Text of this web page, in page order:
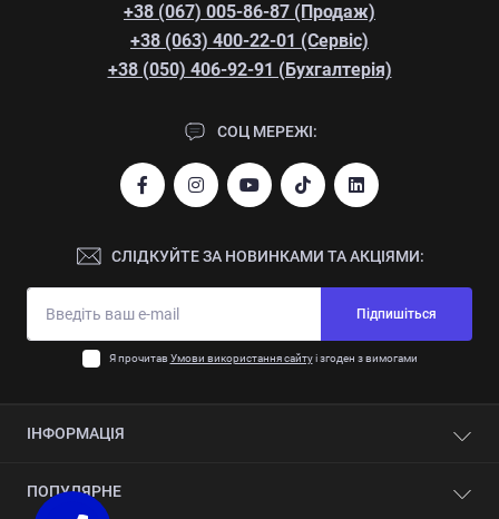
+38 (067) 005-86-87 (Продаж)
+38 (063) 400-22-01 (Сервіс)
+38 (050) 406-92-91 (Бухгалтерія)
СОЦ МЕРЕЖІ:
СЛІДКУЙТЕ ЗА НОВИНКАМИ ТА АКЦІЯМИ:
Підпишіться
Я прочитавУмови використання сайтуі згоден з вимогами
ІНФОРМАЦІЯ
Про компанію
ПОПУЛЯРНЕ